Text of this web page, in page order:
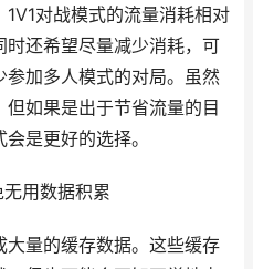
对战模式的流量消耗相对
还希望尽量减少消耗，可
加多人模式的对局。虽然
如果是出于节省流量的目
是更好的选择。
无用数据积累
量的缓存数据。这些缓存